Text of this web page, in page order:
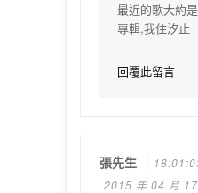
最近的歌大約
專輯,我住汐止
回覆此留言
張先生
2015 年 04 月